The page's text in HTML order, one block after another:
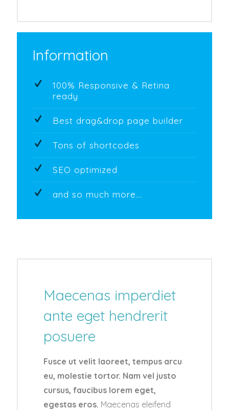
Information
100% Responsive & Retina
ready
Best drag&drop page builder
Tons of shortcodes
SEO optimized
and so much more...
Maecenas imperdiet
ante eget hendrerit
posuere
Fusce ut velit laoreet, tempus arcu
eu, molestie tortor. Nam vel justo
cursus, faucibus lorem eget,
egestas eros. Maecenas eleifend